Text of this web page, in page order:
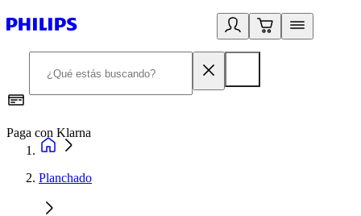
Paga con Klarna
Planchado